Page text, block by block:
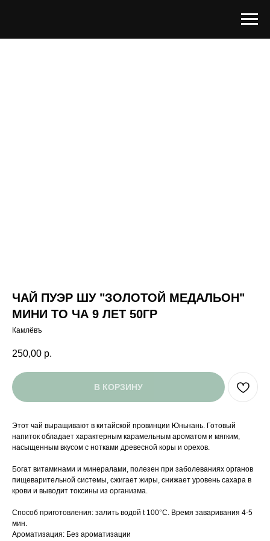
ЧАЙ ПУЭР ШУ "ЗОЛОТОЙ МЕДАЛЬОН"
МИНИ ТО ЧА 9 ЛЕТ 50ГР
Камлёвъ
250,00 р.
В КОРЗИНУ
Этот чай выращивают в китайской провинции Юньнань. Готовый
напиток обладает характерным карамельным ароматом и мягким,
насыщенным вкусом с нотками древесной коры и орехов.
Богат витаминами и минералами, полезен при заболеваниях органов
пищеварительной системы, сжигает жиры, снижает уровень сахара в
крови и выводит токсины из организма.
Способ приготовления: залить водой t 100°C. Время заваривания 4-5
мин.
Ароматизация: Без ароматизации